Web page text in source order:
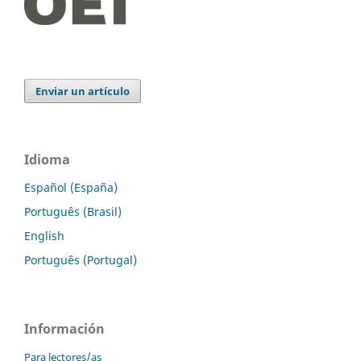
Enviar un artículo
Idioma
Español (España)
Português (Brasil)
English
Português (Portugal)
Información
Para lectores/as